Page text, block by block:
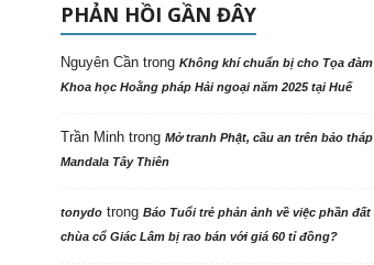
PHẢN HỒI GẦN ĐÂY
Nguyên Cầntrong Không khí chuẩn bị cho Tọa đàm
Khoa học Hoằng pháp Hải ngoại năm 2025 tại Huế
Trần Minhtrong Mở tranh Phật, cầu an trên bảo tháp
Mandala Tây Thiên
tonydotrong Báo Tuổi trẻ phản ảnh về việc phần đất
chùa cổ Giác Lâm bị rao bán với giá 60 tỉ đồng?